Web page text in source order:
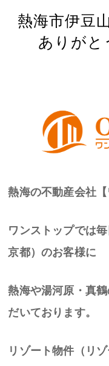
熱海市伊豆
ありがと
熱海の不動産会社
ワンストップでは
京都）のお客様に
熱海や湯河原・真
だいております。
リゾート物件（リ